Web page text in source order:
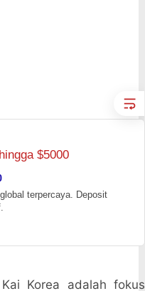
terpercaya. Deposit
Korea adalah fokus